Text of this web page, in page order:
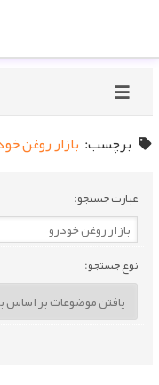
برچسب:بازار روغن خودرو
عبارت جستجو:
نوع جستجو: